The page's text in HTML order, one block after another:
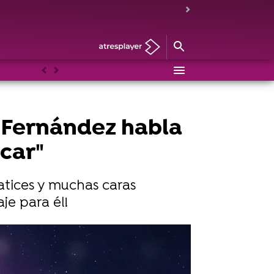
AnteriorSiguiente
habla
y muchas caras
para él!